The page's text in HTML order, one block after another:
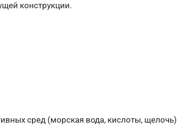
конструкции.
сред (морская вода, кислоты, щелочь)